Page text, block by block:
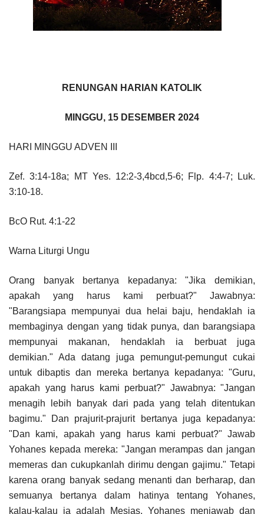
RENUNGAN HARIAN KATOLIK
MINGGU, 15 DESEMBER 2024
HARI MINGGU ADVEN III
Zef. 3:14-18a; MT Yes. 12:2-3,4bcd,5-6; Flp. 4:4-7; Luk.
3:10-18.
BcO Rut. 4:1-22
Warna Liturgi Ungu
Orang banyak bertanya kepadanya: "Jika demikian,
apakah yang harus kami perbuat?" Jawabnya:
"Barangsiapa mempunyai dua helai baju, hendaklah ia
membaginya dengan yang tidak punya, dan barangsiapa
mempunyai makanan, hendaklah ia berbuat juga
demikian." Ada datang juga pemungut-pemungut cukai
untuk dibaptis dan mereka bertanya kepadanya: "Guru,
apakah yang harus kami perbuat?" Jawabnya: "Jangan
menagih lebih banyak dari pada yang telah ditentukan
bagimu." Dan prajurit-prajurit bertanya juga kepadanya:
"Dan kami, apakah yang harus kami perbuat?" Jawab
Yohanes kepada mereka: "Jangan merampas dan jangan
memeras dan cukupkanlah dirimu dengan gajimu." Tetapi
karena orang banyak sedang menanti dan berharap, dan
semuanya bertanya dalam hatinya tentang Yohanes,
kalau-kalau ia adalah Mesias, Yohanes menjawab dan